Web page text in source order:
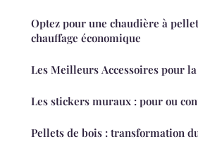
Optez pour une chaudière à
chauffage économique
Les Meilleurs Accessoires pour
Les stickers muraux : pour ou
Pellets de bois : transformation